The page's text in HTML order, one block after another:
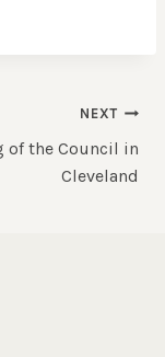
NEXT
of the Council in
Cleveland